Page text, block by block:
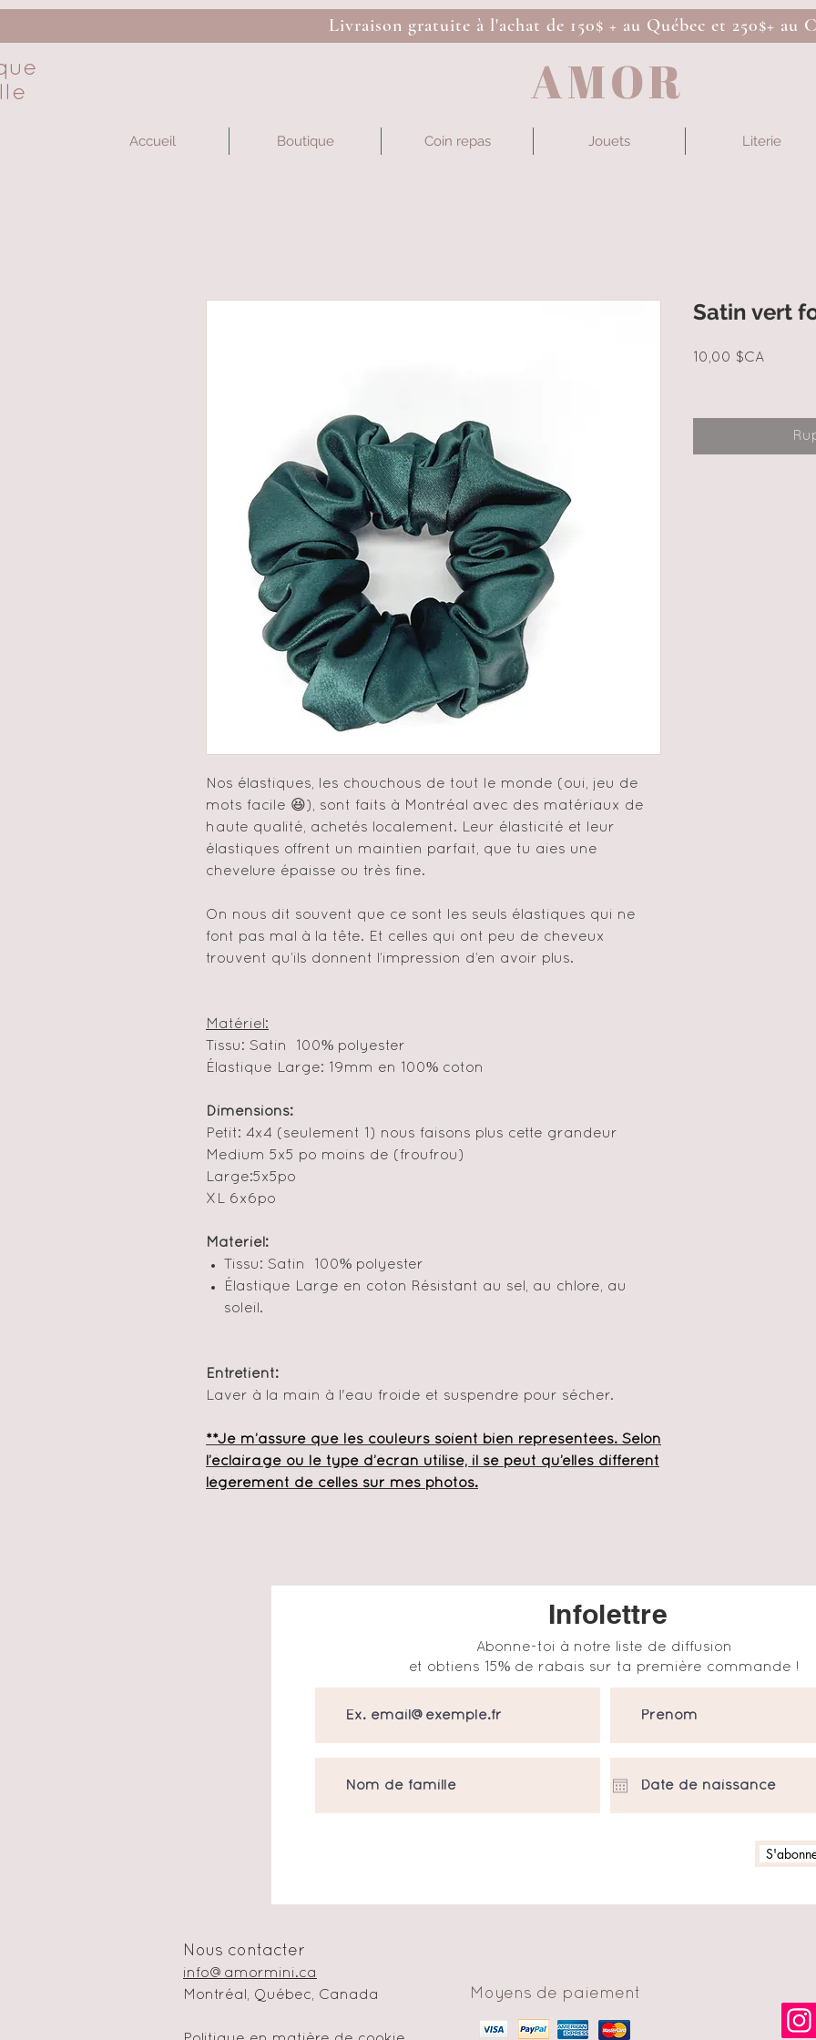
Livraison gratuite à l'achat de 150$ + au Québec et 250$+ au
AMOR
Accueil Boutique Coin repas Jouets Literie
Nos élastiques, les chouchous de tout le monde (oui, jeu de
mots facile 😆), sont faits à Montréal avec des matériaux de
haute qualité, achetés localement. Leur élasticité et leur
élastiques offrent un maintien parfait, que tu aies une
chevelure épaisse ou très fine.
On nous dit souvent que ce sont les seuls élastiques qui ne
font pas mal à la tête. Et celles qui ont peu de cheveux
trouvent qu’ils donnent l’impression d’en avoir plus.
Matériel:
Tissu: Satin 100% polyester
Élastique Large: 19mm en 100% coton
Dimensions:
Petit: 4x4 (seulement 1) nous faisons plus cette grandeur
Medium 5x5 po moins de (froufrou)
Large:5x5po
XL 6x6po
Matériel:
Tissu: Satin 100% polyester
Élastique Large en coton Résistant au sel, au chlore, au
soleil.
Entretient:
Laver à la main à l'eau froide et suspendre pour sécher.
**Je m’assure que les couleurs soient bien représentées. Selon
l’éclairage ou le type d’écran utilisé, il se peut qu’elles diffèrent
légèrement de celles sur mes photos.
Satin vert
10,00 $CAPrix
Infolettre
Abonne-toi à notre liste de diffusion
et obtiens 15% de rabais sur ta première commande !
Nous contacter
info@amormini.ca
Montréal, Québec, Canada
Moyens de paiement